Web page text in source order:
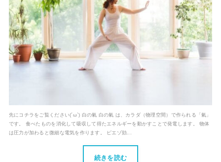
先にコチラをご覧ください(´ω`) 白の氣 白の氣 は、カラダ（物理空間）で作られる「氣」
です。 食べたものを消化して吸収して得たエネルギーを動かすことで発電します。 物体
は圧力が加わると微細な電気を作ります。 ピエゾ効...
続きを読む